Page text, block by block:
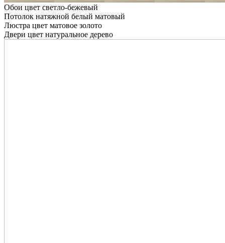
Обои цвет светло-бежевый
Потолок натяжной белый матовый
Люстра цвет матовое золото
Двери цвет натуральное дерево